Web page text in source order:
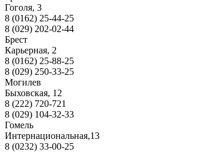
Гоголя, 3
8 (0162) 25-44-25
8 (029) 202-02-44
Брест
Карьерная, 2
8 (0162) 25-88-25
8 (029) 250-33-25
Могилев
Быховская, 12
8 (222) 720-721
8 (029) 104-32-33
Гомель
Интернациональная,13
8 (0232) 33-00-25